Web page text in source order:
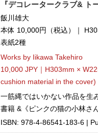
『デコレータークラブ& ト
飯川雄大
本体 10,000円（税込）｜
表紙2種
Works by Iikawa Takehiro
10,000 JPY｜H303mm ×
cushion material in the cover)
一筋縄ではいかない作品を生
書籍 &《ピンクの猫の小林さ
ISBN: 978-4-86541-183-6 |